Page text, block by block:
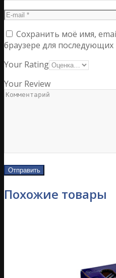
Сохранить моё имя,
браузере для
Your Rating
Your Review
Похожие товары